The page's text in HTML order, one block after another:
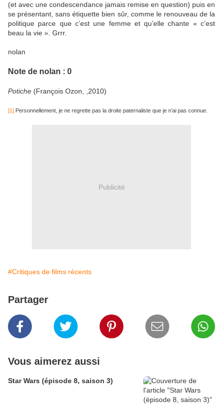
(et avec une condescendance jamais remise en question) puis en
se présentant, sans étiquette bien sûr, comme le renouveau de la
politique parce que c’est une femme et qu’elle chante « c’est
beau la vie ». Grrr.
nolan
Note de nolan : 0
Potiche (François Ozon, ,2010)
[1] Personnellement, je ne regrette pas la droite paternaliste que je n’ai pas connue.
Publicité
#Critiques de films récents
Partager
Vous aimerez aussi
Star Wars (épisode 8, saison 3)